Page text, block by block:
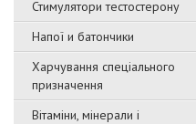
Стимулятори тестостерону
Напої и батончики
Харчування спеціального
призначення
Вітаміни, мінерали і